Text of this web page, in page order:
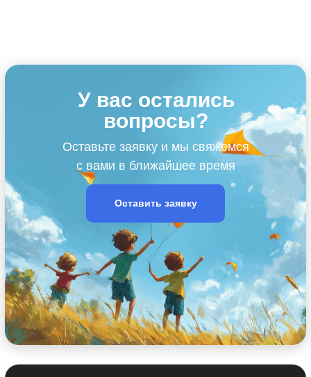
У вас остались
вопросы?
Оставьте заявку и мы свяжемся
с вами в ближайшее время
Оставить заявку